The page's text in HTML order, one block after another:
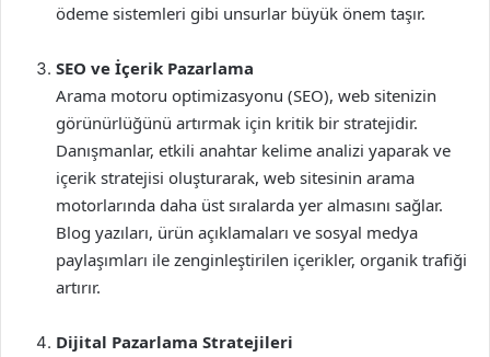
ödeme sistemleri gibi unsurlar büyük önem taşır.
SEO ve İçerik Pazarlama
Arama motoru optimizasyonu (SEO), web sitenizin
görünürlüğünü artırmak için kritik bir stratejidir.
Danışmanlar, etkili anahtar kelime analizi yaparak ve
içerik stratejisi oluşturarak, web sitesinin arama
motorlarında daha üst sıralarda yer almasını sağlar.
Blog yazıları, ürün açıklamaları ve sosyal medya
paylaşımları ile zenginleştirilen içerikler, organik trafiği
artırır.
Dijital Pazarlama Stratejileri